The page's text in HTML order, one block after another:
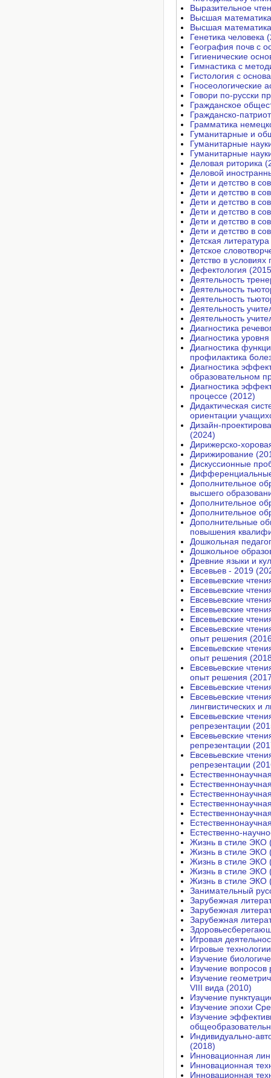
Выразительное
Высшая
Высшая
Генетика человека
География почв с
Гигиенические
Гимнастика с
Гистология с
Гносеологические
Говори по-русски
Гражданское
Гражданско-
Грамматика
Гуманитарные и
Гуманитарные
Гуманитарные
Деловая риторика
Деловой
Дети и детство в
Дети и детство в
Дети и детство в
Дети и детство в
Дети и детство в
Дети и детство в
Детская
Детское
Детство в
Дефектология
Деятельность
Деятельность
Деятельность
Деятельность
Деятельность
Диагностика
Диагностика
Диагностика
профилактика
Диагностика
образовательном
Диагностика
процессе (2012)
Дидактическая
ориентации
Дизайн-
(2024)
Дирижерско-
Дирижирование
Дискуссионные
Дополнительное
высшего
Дополнительное
Дополнительное
Дополнительные
повышения
Дошкольная
Дошкольное
Древние языки и
Евсевьев - 2019
Евсевьевские
Евсевьевские
Евсевьевские
Евсевьевские
Евсевьевские
Евсевьевские
опыт решения
Евсевьевские
опыт решения
Евсевьевские
опыт решения
Евсевьевские
Евсевьевские
лингвистических и
Евсевьевские
репрезентации
Евсевьевские
репрезентации
Евсевьевские
репрезентации
Естественно-
Жизнь в стиле ЭКО
Жизнь в стиле ЭКО
Жизнь в стиле ЭКО
Жизнь в стиле ЭКО
Жизнь в стиле ЭКО
Занимательный
Зарубежная
Зарубежная
Зарубежная
Игровая
Игровые
Изучение
Изучение вопросов
Изучение
VIII вида (2010)
Изучение
Изучение эпохи
Изучение
Индивидуально-
(2018)
Инновационная
Инновационная
Инновационная